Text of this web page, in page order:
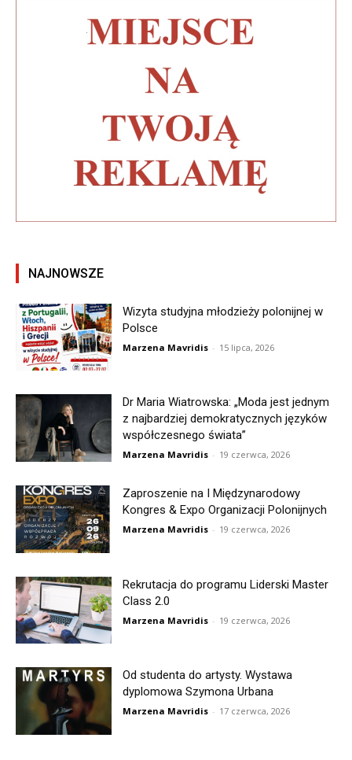
NAJNOWSZE
Wizyta studyjna młodzieży polonijnej w
Polsce
Marzena Mavridis - 15 lipca, 2026
Dr Maria Wiatrowska: „Moda jest jednym
z najbardziej demokratycznych języków
współczesnego świata”
Marzena Mavridis - 19 czerwca, 2026
Zaproszenie na I Międzynarodowy
Kongres & Expo Organizacji Polonijnych
Marzena Mavridis - 19 czerwca, 2026
Rekrutacja do programu Liderski Master
Class 2.0
Marzena Mavridis - 19 czerwca, 2026
Od studenta do artysty. Wystawa
dyplomowa Szymona Urbana
Marzena Mavridis - 17 czerwca, 2026